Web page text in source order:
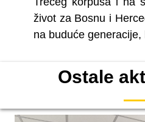
život za Bosnu i
na buduće
Ostale